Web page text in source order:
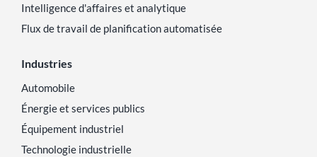
Intelligence d'affaires et analytique
Flux de travail de planification automatisée
Industries
Automobile
Énergie et services publics
Équipement industriel
Technologie industrielle